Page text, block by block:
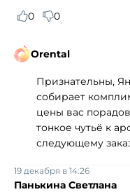
0
0
Orental
Признательны,
собирает
цены вас
тонкое чутьё к
следующему
Панькина Светлана
19 декабря в 14:26